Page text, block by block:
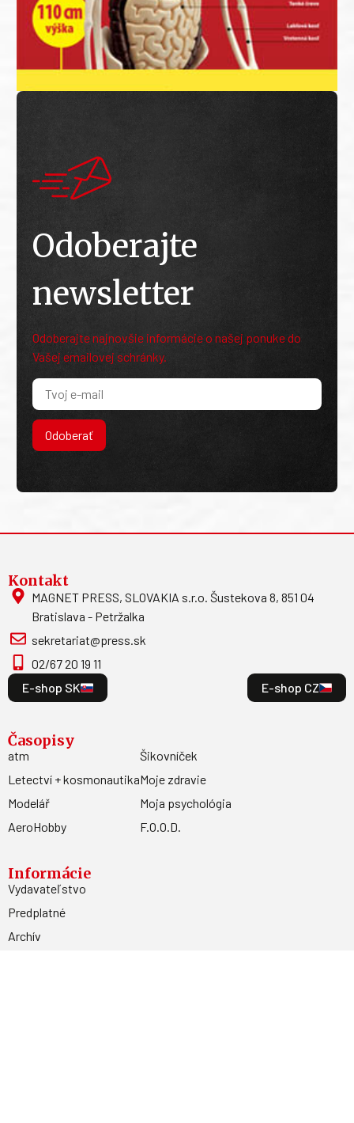
Odoberajte
newsletter
Odoberajte najnovšie informácie o našej ponuke do
Vašej emailovej schránky.
Odoberať
Kontakt
MAGNET PRESS, SLOVAKIA s.r.o. Šustekova 8, 851 04
Bratislava - Petržalka
sekretariat@press.sk
02/67 20 19 11
E-shop SK
E-shop CZ
Časopisy
atm
Letectví + kosmonautika
Modelář
AeroHobby
Šikovníček
Moje zdravie
Moja psychológia
F.O.O.D.
Informácie
Vydavateľstvo
Predplatné
Archív